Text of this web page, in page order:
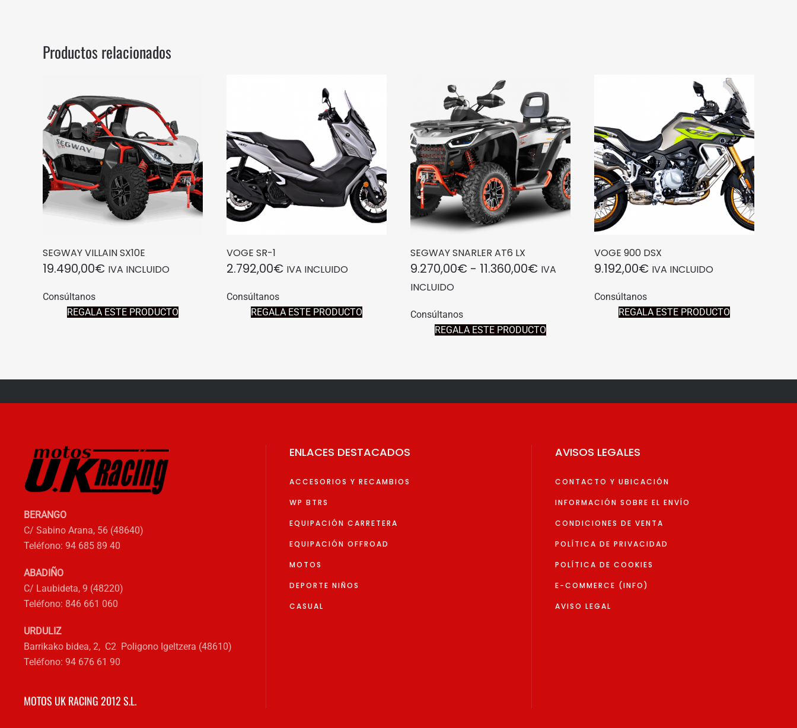
Productos relacionados
SEGWAY VILLAIN SX10E
19.490,00€ IVA INCLUIDO
Consúltanos
REGALA ESTE PRODUCTO
VOGE SR-1
2.792,00€ IVA INCLUIDO
Consúltanos
REGALA ESTE PRODUCTO
SEGWAY SNARLER AT6 LX
9.270,00€ - 11.360,00€RANGO
DESDE
9.270,00€
IVA
INCLUIDO
Consúltanosproducto
tiene
Las
REGALA ESTE PRODUCTO
VOGE 900 DSX
9.192,00€ IVA INCLUIDO
Consúltanos
REGALA ESTE PRODUCTO
BERANGO
C/ Sabino Arana, 56 (48640)
Teléfono: 94 685 89 40
ABADIÑO
C/ Laubideta, 9 (48220)
Teléfono: 846 661 060
URDULIZ
Barrikako bidea, 2, C2 Poligono Igeltzera (48610)
Teléfono: 94 676 61 90
MOTOS UK RACING 2012 S.L.
ENLACES DESTACADOS
ACCESORIOS Y RECAMBIOS
WP BTRS
EQUIPACIÓN CARRETERA
EQUIPACIÓN OFFROAD
MOTOS
DEPORTE NIÑOS
CASUAL
AVISOS LEGALES
CONTACTO Y UBICACIÓN
INFORMACIÓN SOBRE EL ENVÍO
CONDICIONES DE VENTA
POLÍTICA DE PRIVACIDAD
POLÍTICA DE COOKIES
E-COMMERCE (INFO)
AVISO LEGAL